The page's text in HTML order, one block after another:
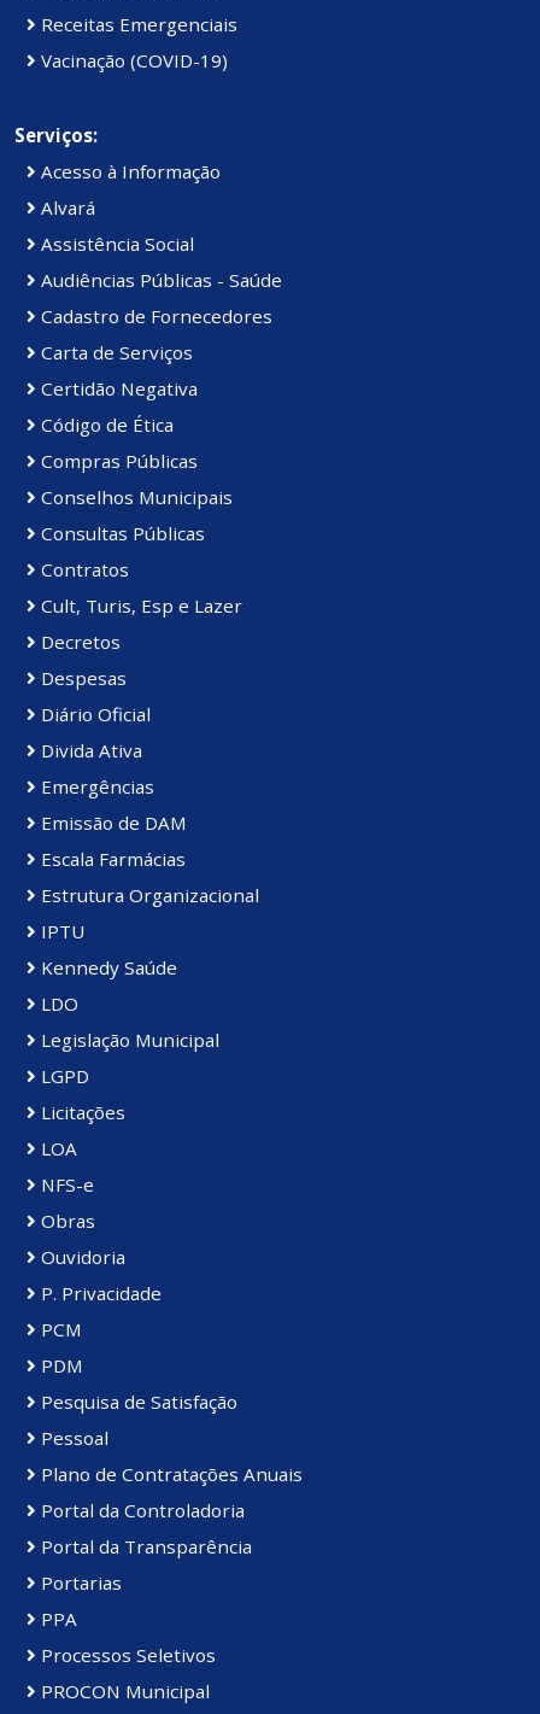
Receitas Emergenciais
Vacinação (COVID-19)
Serviços:
Acesso à Informação
Alvará
Assistência Social
Audiências Públicas - Saúde
Cadastro de Fornecedores
Carta de Serviços
Certidão Negativa
Código de Ética
Compras Públicas
Conselhos Municipais
Consultas Públicas
Contratos
Cult, Turis, Esp e Lazer
Decretos
Despesas
Diário Oficial
Divida Ativa
Emergências
Emissão de DAM
Escala Farmácias
Estrutura Organizacional
IPTU
Kennedy Saúde
LDO
Legislação Municipal
LGPD
Licitações
LOA
NFS-e
Obras
Ouvidoria
P. Privacidade
PCM
PDM
Pesquisa de Satisfação
Pessoal
Plano de Contratações Anuais
Portal da Controladoria
Portal da Transparência
Portarias
PPA
Processos Seletivos
PROCON Municipal